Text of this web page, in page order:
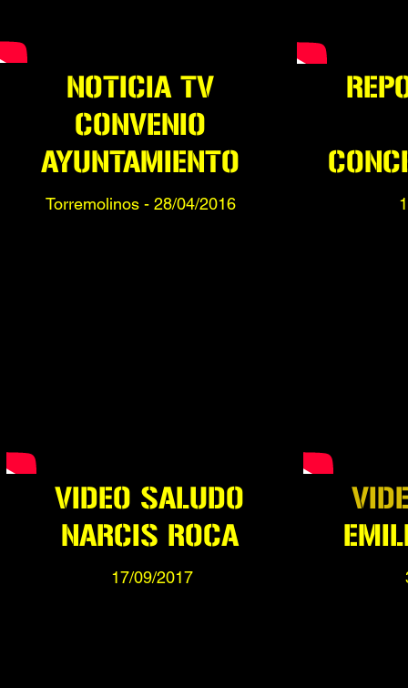
NOTICIA TV
CONVENIO
AYUNTAMIENTO
Torremolinos - 28/04/2016
VIDEO SALUDO
NARCIS ROCA
17/09/2017